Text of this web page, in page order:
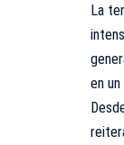
La
en